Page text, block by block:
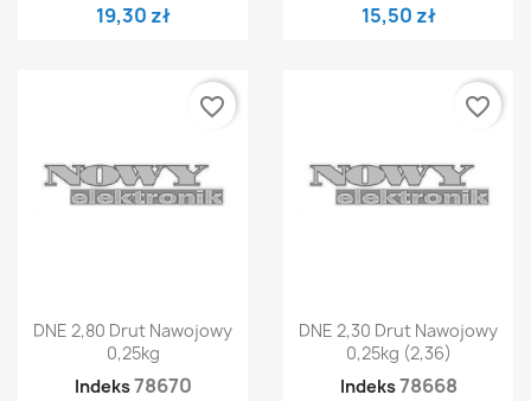
19,30 zł
15,50 zł
DNE 2,80 Drut Nawojowy
0,25kg
Indeks78670
favorite_border
DNE 2,30 Drut Nawojowy
0,25kg (2,36)
Indeks78668
favorite_border